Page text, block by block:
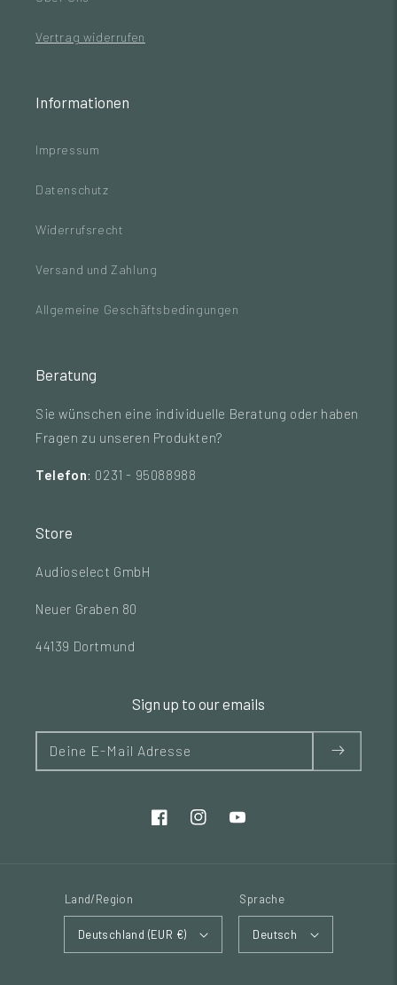
Vertrag widerrufen
Informationen
Impressum
Datenschutz
Widerrufsrecht
Versand und Zahlung
Allgemeine Geschäftsbedingungen
Beratung
Sie wünschen eine individuelle Beratung oder haben
Fragen zu unseren Produkten?
Telefon: 0231 - 95088988
Store
Audioselect GmbH
Neuer Graben 80
44139 Dortmund
Sign up to our emails
Deine E-Mail Adresse
Land/Region
Deutschland (EUR €)
Sprache
Deutsch